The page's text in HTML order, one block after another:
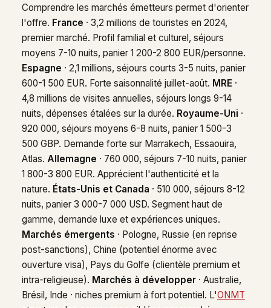
Comprendre les marchés émetteurs permet d'orienter
l'offre. France · 3,2 millions de touristes en 2024,
premier marché. Profil familial et culturel, séjours
moyens 7-10 nuits, panier 1 200-2 800 EUR/personne.
Espagne · 2,1 millions, séjours courts 3-5 nuits, panier
600-1 500 EUR. Forte saisonnalité juillet-août. MRE ·
4,8 millions de visites annuelles, séjours longs 9-14
nuits, dépenses étalées sur la durée. Royaume-Uni ·
920 000, séjours moyens 6-8 nuits, panier 1 500-3
500 GBP. Demande forte sur Marrakech, Essaouira,
Atlas. Allemagne · 760 000, séjours 7-10 nuits, panier
1 800-3 800 EUR. Apprécient l'authenticité et la
nature. États-Unis et Canada · 510 000, séjours 8-12
nuits, panier 3 000-7 000 USD. Segment haut de
gamme, demande luxe et expériences uniques.
Marchés émergents · Pologne, Russie (en reprise
post-sanctions), Chine (potentiel énorme avec
ouverture visa), Pays du Golfe (clientèle premium et
intra-religieuse). Marchés à développer · Australie,
Brésil, Inde · niches premium à fort potentiel. L'ONMT